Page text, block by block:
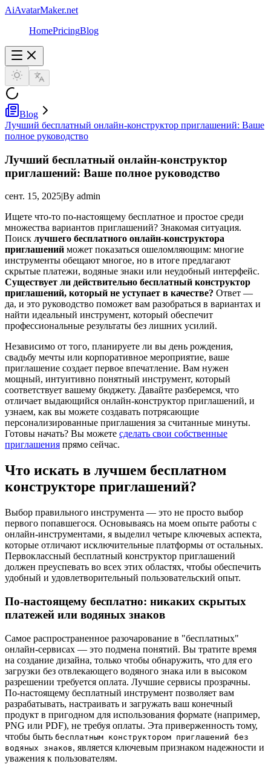
AiAvatarMaker.net
HomePricingBlog
Blog
Лучший бесплатный онлайн-конструктор приглашений: Ваше
полное руководство
Лучший бесплатный онлайн-конструктор
приглашений: Ваше полное руководство
сент. 15, 2025|By admin
Ищете что-то по-настоящему бесплатное и простое среди
множества вариантов приглашений? Знакомая ситуация.
Поиск лучшего бесплатного онлайн-конструктора
приглашений может показаться ошеломляющим: многие
инструменты обещают многое, но в итоге предлагают
скрытые платежи, водяные знаки или неудобный интерфейс.
Существует ли действительно бесплатный конструктор
приглашений, который не уступает в качестве? Ответ —
да, и это руководство поможет вам разобраться в вариантах и
найти идеальный инструмент, который обеспечит
профессиональные результаты без лишних усилий.
Независимо от того, планируете ли вы день рождения,
свадьбу мечты или корпоративное мероприятие, ваше
приглашение создает первое впечатление. Вам нужен
мощный, интуитивно понятный инструмент, который
соответствует вашему бюджету. Давайте разберемся, что
отличает выдающийся онлайн-конструктор приглашений, и
узнаем, как вы можете создавать потрясающие
персонализированные приглашения за считанные минуты.
Готовы начать? Вы можете сделать свои собственные
приглашения прямо сейчас.
Что искать в лучшем бесплатном
конструкторе приглашений?
Выбор правильного инструмента — это не просто выбор
первого попавшегося. Основываясь на моем опыте работы с
онлайн-инструментами, я выделил четыре ключевых аспекта,
которые отличают исключительные платформы от остальных.
Первоклассный бесплатный конструктор приглашений
должен преуспевать во всех этих областях, чтобы обеспечить
удобный и удовлетворительный пользовательский опыт.
По-настоящему бесплатно: никаких скрытых
платежей или водяных знаков
Самое распространенное разочарование в "бесплатных"
онлайн-сервисах — это подмена понятий. Вы тратите время
на создание дизайна, только чтобы обнаружить, что для его
загрузки без отвлекающего водяного знака или в высоком
разрешении требуется оплата. Лучшие сервисы прозрачны.
По-настоящему бесплатный инструмент позволяет вам
разрабатывать, настраивать и загружать ваш конечный
продукт в пригодном для использования формате (например,
PNG или PDF), не требуя оплаты. Эта приверженность тому,
чтобы быть бесплатным конструктором приглашений без
водяных знаков, является ключевым признаком надежности и
уважения к пользователям.